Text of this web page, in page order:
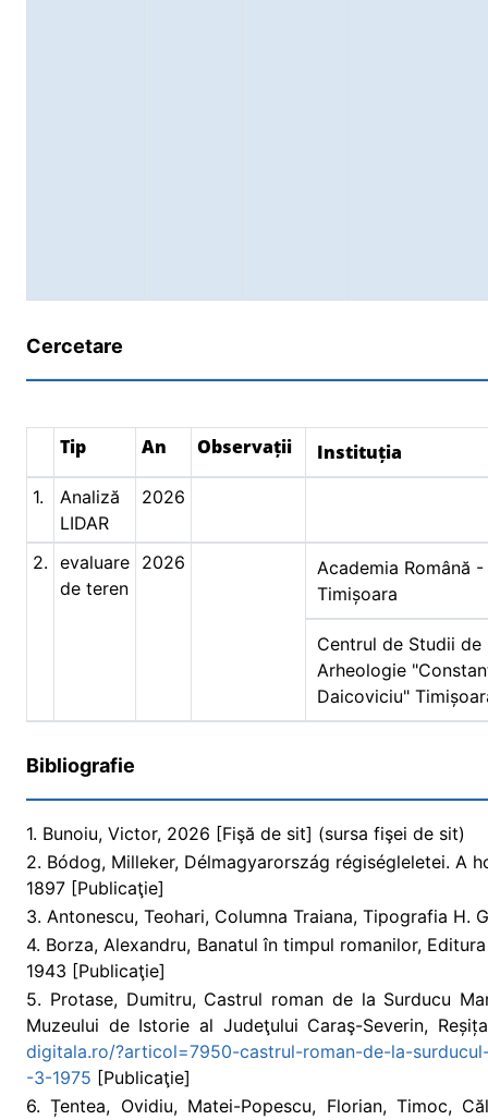
Cercetare
Tip An Observații Instituția
1.
Analiză
LIDAR
2026
2. evaluare
de teren
2026
Academia Română -
Timișoara
Centrul de Studii de
Arheologie
Daicoviciu"
Bibliografie
1. Bunoiu, Victor, 2026 [Fişă de sit] (sursa fişei de sit)
2. Bódog, Milleker, Délmagyarország régiségleletei. A
1897 [Publicaţie]
3. Antonescu, Teohari, Columna Traiana, Tipografia H.
4. Borza, Alexandru, Banatul în timpul romanilor,
1943 [Publicaţie]
5. Protase, Dumitru, Castrul roman de la Surducu
Muzeului de Istorie al Judeţului Caraş-Severin,
digitala.ro/?articol=7950-castrul-roman-de-la-
-3-1975 [Publicaţie]
6. Țentea, Ovidiu, Matei-Popescu, Florian, Timoc,